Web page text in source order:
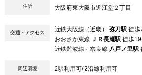
住所 大阪府東大阪市近江堂２丁目
交通・アクセス 近鉄大阪線（近畿） 弥刀駅 徒歩
おおさか東線 ＪＲ長瀬駅 徒歩19
近鉄難波線・奈良線 八戸ノ里駅
周辺環境 2駅利用可/ 2沿線利用可